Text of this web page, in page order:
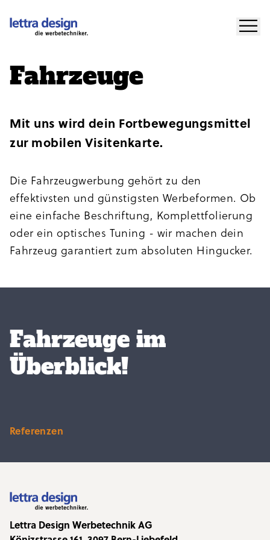
BERATUNG
ANGEBOT
KONTAKT
Fahrzeuge
Mit uns wird dein Fortbewegungsmittel
zur mobilen Visitenkarte.
Die Fahrzeugwerbung gehört zu den
effektivsten und günstigsten Werbeformen. Ob
eine einfache Beschriftung, Komplettfolierung
oder ein optisches Tuning - wir machen dein
Fahrzeug garantiert zum absoluten Hingucker.
Fahrzeuge im
Überblick!
Referenzen
Lettra Design Werbetechnik AG